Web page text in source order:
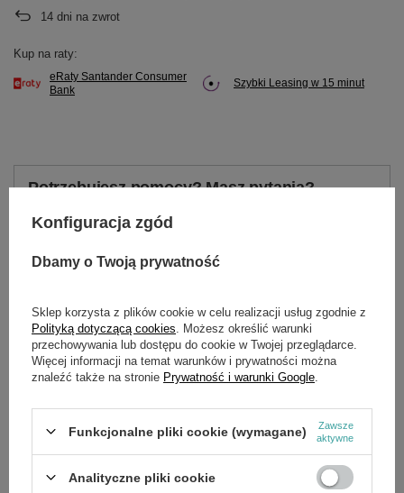
14 dni na zwrot
Kup na raty:
eRaty Santander Consumer
Bank
Szybki Leasing w 15 minut
Potrzebujesz pomocy? Masz pytania?
najciekawsze pytania i odpowiedzi publikując
OPIS
SZCZEGÓŁOWE DANE
OPINIE (0)
Konfiguracja zgód
Dbamy o Twoją prywatność
Sklep korzysta z plików cookie w celu realizacji usług zgodnie z
Polityką dotyczącą cookies . Możesz określić warunki
przechowywania lub dostępu do cookie w Twojej przeglądarce.
Więcej informacji na temat warunków i prywatności można
znaleźć także na stronie Prywatność i warunki Google
Funkcjonalne pliki cookie (wymagane)
Zawsze
aktywne
Analityczne pliki cookie